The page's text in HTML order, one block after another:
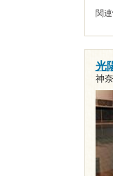
関
光
神